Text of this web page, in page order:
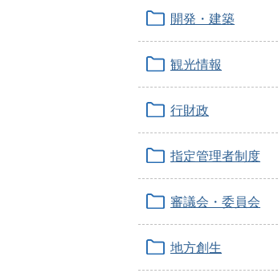
開発・建築
観光情報
行財政
指定管理者制度
審議会・委員会
地方創生